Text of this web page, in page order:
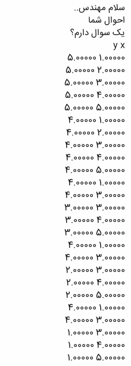
سلام مهندس..
احوال شما
یک سوال دارم؟
y x
1.00000 5.00000
2.00000 5.00000
3.00000 5.00000
4.00000 5.00000
5.00000 5.00000
1.00000 4.00000
2.00000 4.00000
3.00000 4.00000
4.00000 4.00000
5.00000 4.00000
1.00000 4.00000
3.00000 4.00000
3.00000 3.00000
4.00000 3.00000
5.00000 3.00000
1.00000 4.00000
3.00000 4.00000
3.00000 2.00000
4.00000 2.00000
5.00000 2.00000
1.00000 4.00000
3.00000 4.00000
3.00000 1.00000
4.00000 1.00000
5.00000 1.00000